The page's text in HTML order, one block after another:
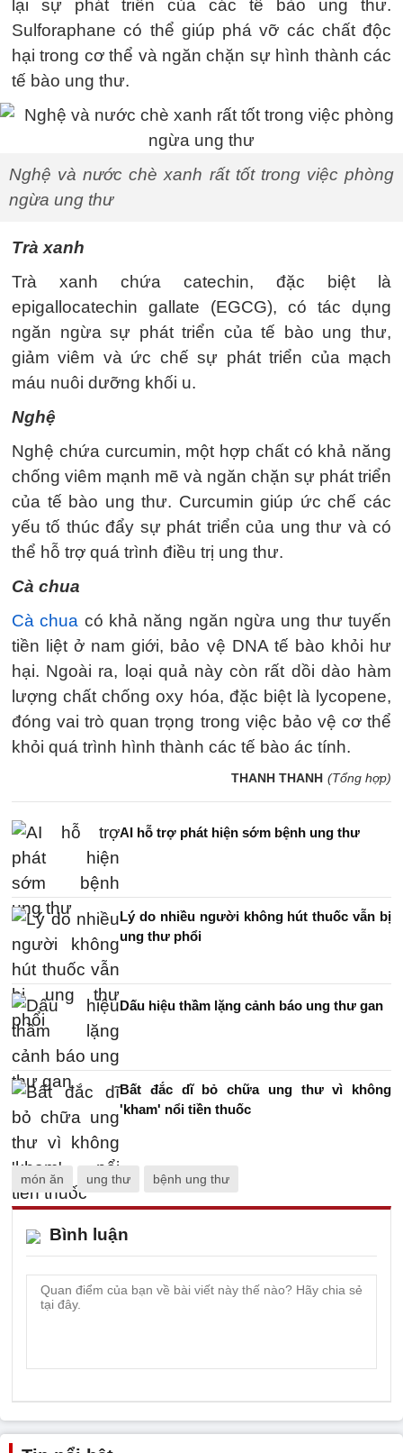
lại sự phát triển của các tế bào ung thư.
Sulforaphane có thể giúp phá vỡ các chất độc
hại trong cơ thể và ngăn chặn sự hình thành các
tế bào ung thư.
Nghệ và nước chè xanh rất tốt trong việc phòng
ngừa ung thư
Trà xanh
Trà xanh chứa catechin, đặc biệt là
epigallocatechin gallate (EGCG), có tác dụng
ngăn ngừa sự phát triển của tế bào ung thư,
giảm viêm và ức chế sự phát triển của mạch
máu nuôi dưỡng khối u.
Nghệ
Nghệ chứa curcumin, một hợp chất có khả năng
chống viêm mạnh mẽ và ngăn chặn sự phát triển
của tế bào ung thư. Curcumin giúp ức chế các
yếu tố thúc đẩy sự phát triển của ung thư và có
thể hỗ trợ quá trình điều trị ung thư.
Cà chua
Cà chua có khả năng ngăn ngừa ung thư tuyến
tiền liệt ở nam giới, bảo vệ DNA tế bào khỏi hư
hại. Ngoài ra, loại quả này còn rất dồi dào hàm
lượng chất chống oxy hóa, đặc biệt là lycopene,
đóng vai trò quan trọng trong việc bảo vệ cơ thể
khỏi quá trình hình thành các tế bào ác tính.
THANH THANH (Tổng hợp)
AI hỗ trợ phát hiện sớm bệnh ung thư
Lý do nhiều người không hút thuốc vẫn bị
ung thư phổi
Dấu hiệu thầm lặng cảnh báo ung thư gan
Bất đắc dĩ bỏ chữa ung thư vì không
'kham' nổi tiền thuốc
món ăn ung thư bệnh ung thư
Bình luận